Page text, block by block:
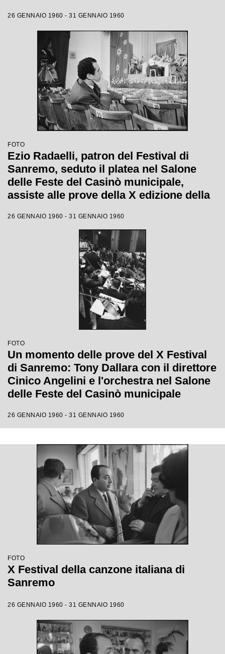
26 GENNAIO 1960 - 31 GENNAIO 1960
FOTO
Ezio Radaelli, patron del Festival di
Sanremo, seduto il platea nel Salone
delle Feste del Casinò municipale,
assiste alle prove della X edizione della
26 GENNAIO 1960 - 31 GENNAIO 1960
FOTO
Un momento delle prove del X Festival
di Sanremo: Tony Dallara con il direttore
Cinico Angelini e l'orchestra nel Salone
delle Feste del Casinò municipale
26 GENNAIO 1960 - 31 GENNAIO 1960
FOTO
X Festival della canzone italiana di
Sanremo
26 GENNAIO 1960 - 31 GENNAIO 1960